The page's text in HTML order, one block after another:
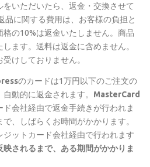
いただいたら、返金・交換させて
品に関する費用は、お客様の負担と
の10%は返金いたしません。商品
ます。送料は返金に含めません。
けしておりません。
のカードは1万円以下のご注文の
動的に返金されます。 MasterCard
会社経由で返金手続きが行われま
、しばらくお時間がかかります。
ットカード会社経由で行われます
映されるまで、ある期間がかかりま